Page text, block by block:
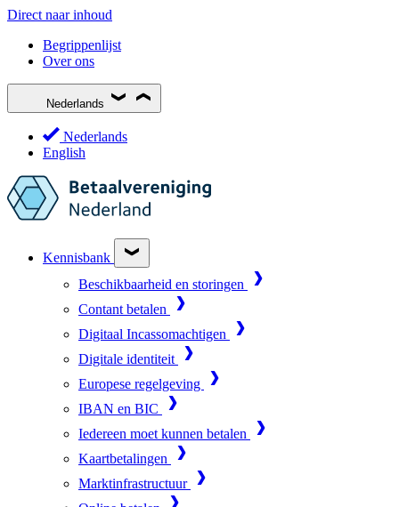
Direct naar inhoud
Begrippenlijst
Over ons
Nederlands
Nederlands
English
Kennisbank
Beschikbaarheid en storingen
Contant betalen
Digitaal Incassomachtigen
Digitale identiteit
Europese regelgeving
IBAN en BIC
Iedereen moet kunnen betalen
Kaartbetalingen
Marktinfrastructuur